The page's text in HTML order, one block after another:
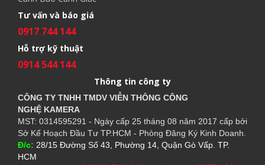
Tư vấn và báo giá
0917 744 144
Hỗ trợ kỹ thuật
0914 544 144
Thông tin công ty
CÔNG TY TNHH TMDV VIỄN THÔNG CÔNG
NGHỆ KAMERA
MST: 0314595291 - Ngày cấp 25 tháng 08 năm 2017 cấp bởi
Sở Kế Hoạch Đầu Tư TP.HCM - Phòng Đăng Ký Kinh Doanh.
Đ/c: 28/15 Đường Số 43, Phường 14, Quận Gò Vấp. TP.
HCM